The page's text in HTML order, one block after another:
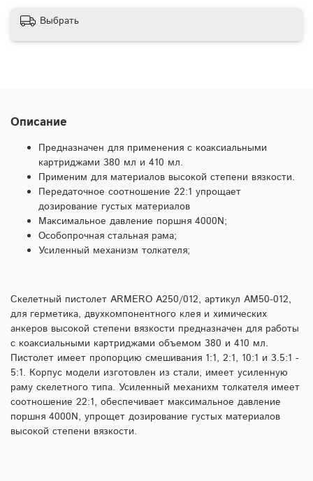
Выбрать
Описание
Предназначен для применения с коаксиальными
картриджами 380 мл и 410 мл.
Применим для материалов высокой степени вязкости.
Передаточное соотношение 22:1 упрощает
дозирование густых материалов
Максимальное давление поршня 4000N;
Особопрочная стальная рама;
Усиленный механизм толкателя;
Скелетный пистолет ARMERO A250/012, артикул AM50-012,
для герметика, двухкомпонентного клея и химических
анкеров высокой степени вязкости предназначен для работы
с коаксиальными картриджами объемом 380 и 410 мл.
Пистолет имеет пропорцию смешивания 1:1, 2:1, 10:1 и 3.5:1 -
5:1. Корпус модели изготовлен из стали, имеет усиленную
раму скелетного типа. Усиленный механихм толкателя имеет
соотношение 22:1, обеспечивает максимальное давление
поршня 4000N, упрощет дозирование густых материалов
высокой степени вязкости.